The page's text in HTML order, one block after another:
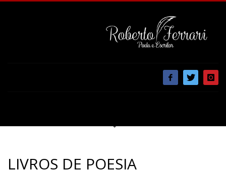
LIVROS DE POESIA